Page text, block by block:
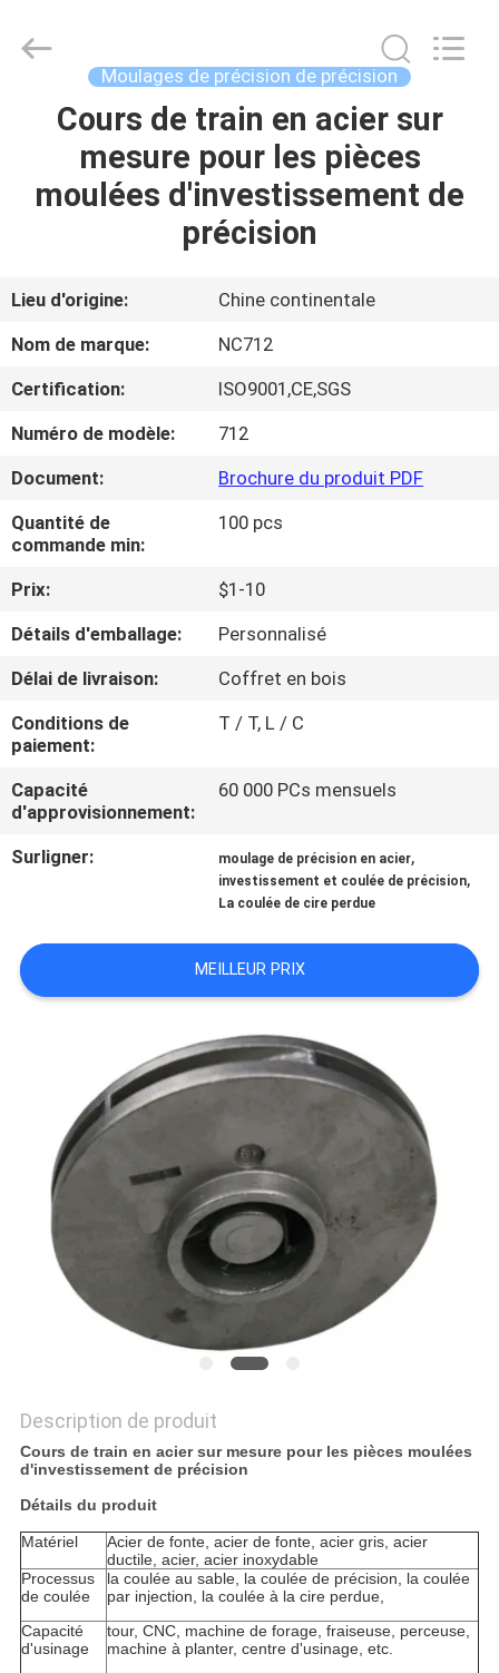
MAISON
VIDÉOS
À
PROPOS
DE
NOUS
VISITE
DE
L'USINE
CONTRÔLE
DE
LA
QUALITÉ
CONTACTER
DEMANDEZ
UN DEVIS
PLAN
SITE
CONFIDENTIALITÉ
Sunrise
Foundry
Moulages de précision de précision
Cours de train en acier sur
mesure pour les pièces
moulées d'investissement de
précision
Lieu d'origine:
Chine continentale
Nom de marque:
NC712
Certification:
ISO9001,CE,SGS
Numéro de modèle:
712
Document:
Brochure du produit PDF
Quantité de
commande min:
100 pcs
Prix:
$1-10
Détails d'emballage:
Personnalisé
Délai de livraison:
Coffret en bois
Conditions de
paiement:
T / T, L / C
Capacité
d'approvisionnement:
60 000 PCs mensuels
Surligner: moulage de précision en acier,
investissement et coulée de précision,
La coulée de cire perdue
MEILLEUR PRIX
Description de produit
Cours de train en acier sur mesure pour les pièces moulées
d'investissement de précision
Détails du produit
Matériel
Acier de fonte, acier de fonte, acier gris, acier
ductile, acier, acier inoxydable
Processus
de coulée
la coulée au sable, la coulée de précision, la coulée
par injection, la coulée à la cire perdue,
Capacité
d'usinage
tour, CNC, machine de forage, fraiseuse, perceuse,
machine à planter, centre d'usinage, etc.